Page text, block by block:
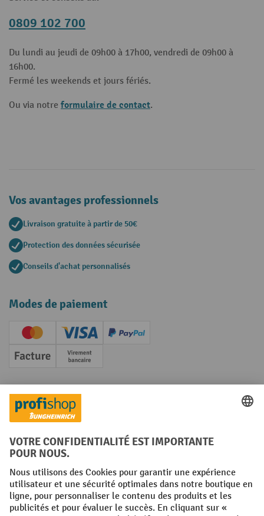
0809 102 700
Du lundi au jeudi de 09h00 à 17h00, vendredi de 09h00 à
16h00.
Fermé les weekends et jours fériés.
Ou via notre formulaire de contact.
Vos avantages professionnels
Livraison gratuite à partir de 50€
Protection des données sécurisée
Conseils d'achat personnalisés
Modes de paiement
Creditcard (Master)Creditcard (Visa)
PayPal
Facture Paiement anticipé
Réseaux sociaux
Facebook
YouTube
LinkedInInstagram
Conditions générales Mentions légales
Protection des Données Politique de cookies